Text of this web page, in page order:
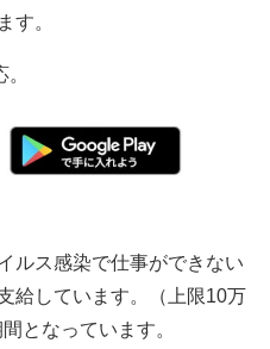
す。
ルス感染で仕事ができない
給しています。（上限10万
となっています。